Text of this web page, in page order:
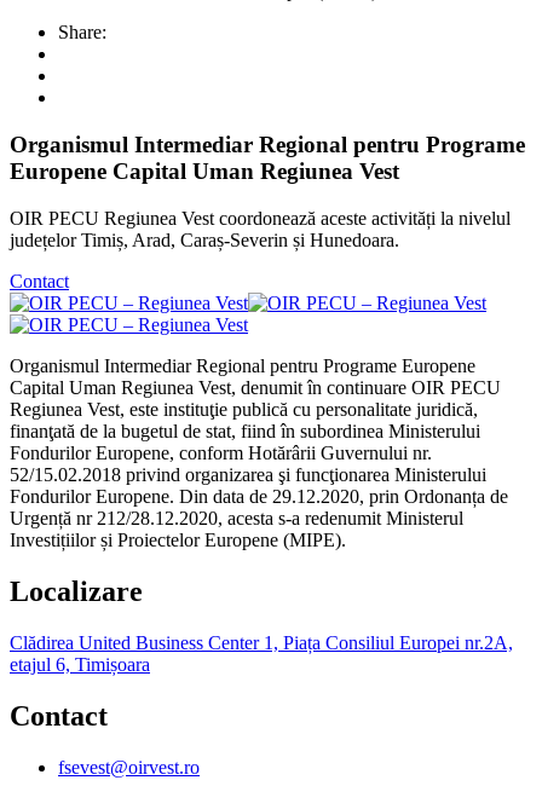
Share:
Organismul Intermediar Regional pentru Programe
Europene Capital Uman Regiunea Vest
OIR PECU Regiunea Vest coordonează aceste activități la nivelul
județelor Timiș, Arad, Caraș-Severin și Hunedoara.
Contact
Organismul Intermediar Regional pentru Programe Europene
Capital Uman Regiunea Vest, denumit în continuare OIR PECU
Regiunea Vest, este instituţie publică cu personalitate juridică,
finanţată de la bugetul de stat, fiind în subordinea Ministerului
Fondurilor Europene, conform Hotărârii Guvernului nr.
52/15.02.2018 privind organizarea şi funcţionarea Ministerului
Fondurilor Europene. Din data de 29.12.2020, prin Ordonanța de
Urgență nr 212/28.12.2020, acesta s-a redenumit Ministerul
Investițiilor și Proiectelor Europene (MIPE).
Localizare
Clădirea United Business Center 1, Piața Consiliul Europei nr.2A,
etajul 6, Timișoara
Contact
fsevest@oirvest.ro